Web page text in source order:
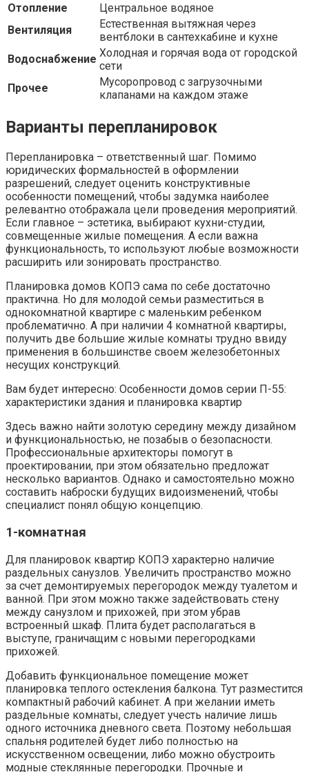
Отопление
Центральное водяное
Вентиляция
Естественная вытяжная через
вентблоки в сантехкабине и кухне
Водоснабжение Холодная и горячая вода от городской
сети
Прочее
Мусоропровод с загрузочными
клапанами на каждом этаже
Варианты перепланировок
Перепланировка – ответственный шаг. Помимо
юридических формальностей в оформлении
разрешений, следует оценить конструктивные
особенности помещений, чтобы задумка наиболее
релевантно отображала цели проведения мероприятий.
Если главное – эстетика, выбирают кухни-студии,
совмещенные жилые помещения. А если важна
функциональность, то используют любые возможности
расширить или зонировать пространство.
Планировка домов КОПЭ сама по себе достаточно
практична. Но для молодой семьи разместиться в
однокомнатной квартире с маленьким ребенком
проблематично. А при наличии 4 комнатной квартиры,
получить две большие жилые комнаты трудно ввиду
применения в большинстве своем железобетонных
несущих конструкций.
Вам будет интересно: Особенности домов серии П-55:
характеристики здания и планировка квартир
Здесь важно найти золотую середину между дизайном
и функциональностью, не позабыв о безопасности.
Профессиональные архитекторы помогут в
проектировании, при этом обязательно предложат
несколько вариантов. Однако и самостоятельно можно
составить наброски будущих видоизменений, чтобы
специалист понял общую концепцию.
1-комнатная
Для планировок квартир КОПЭ характерно наличие
раздельных санузлов. Увеличить пространство можно
за счет демонтируемых перегородок между туалетом и
ванной. При этом можно также задействовать стену
между санузлом и прихожей, при этом убрав
встроенный шкаф. Плита будет располагаться в
выступе, граничащим с новыми перегородками
прихожей.
Добавить функциональное помещение может
планировка теплого остекления балкона. Тут разместится
компактный рабочий кабинет. А при желании иметь
раздельные комнаты, следует учесть наличие лишь
одного источника дневного света. Поэтому небольшая
спальня родителей будет либо полностью на
искусственном освещении, либо можно обустроить
модные стеклянные перегородки. Прочные и